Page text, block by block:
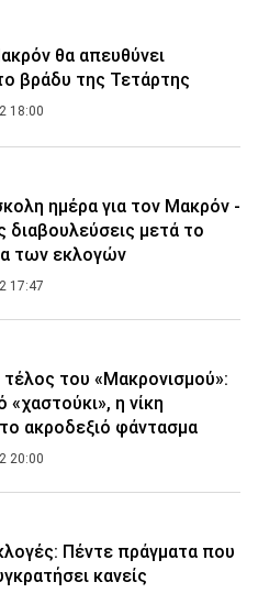
θα απευθύνει
βράδυ της Τετάρτης
18:00
ημέρα για τον Μακρόν -
διαβουλεύσεις μετά το
των εκλογών
17:47
τέλος του «Μακρονισμού»:
«χαστούκι», η νίκη
ακροδεξιό φάντασμα
20:00
Πέντε πράγματα που
κανείς